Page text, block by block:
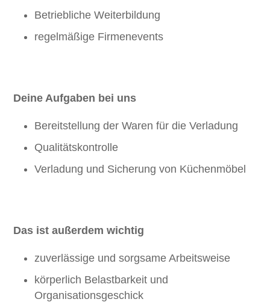
Betriebliche Weiterbildung
regelmäßige Firmenevents
Deine Aufgaben bei uns
Bereitstellung der Waren für die Verladung
Qualitätskontrolle
Verladung und Sicherung von Küchenmöbel
Das ist außerdem wichtig
zuverlässige und sorgsame Arbeitsweise
körperlich Belastbarkeit und
Organisationsgeschick